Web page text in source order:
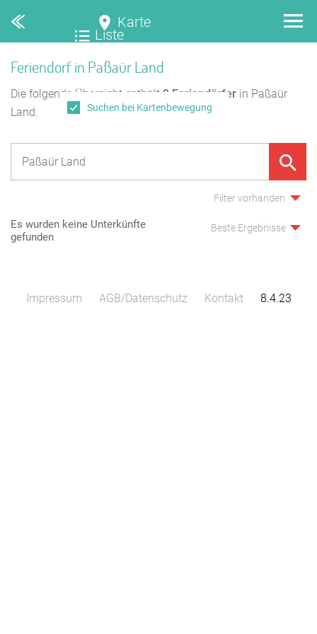
Karte
Liste
Feriendorf in Paßaür Land
Die folgende Übersicht enthält 0 Feriendörfer in Paßaür
Land.
Filter vorhanden
Es wurden keine Unterkünfte
gefunden
Beste Ergebnisse
Suchen bei Kartenbewegung
Impressum AGB/Datenschutz Kontakt 8.4.23